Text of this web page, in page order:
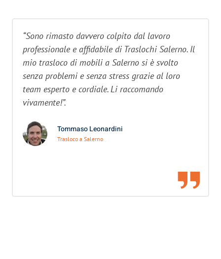
“Sono rimasto davvero colpito dal lavoro
professionale e affidabile di Traslochi Salerno. Il
mio trasloco di mobili a Salerno si è svolto
senza problemi e senza stress grazie al loro
team esperto e cordiale. Li raccomando
vivamente!”.
Tommaso Leonardini
Trasloco a Salerno